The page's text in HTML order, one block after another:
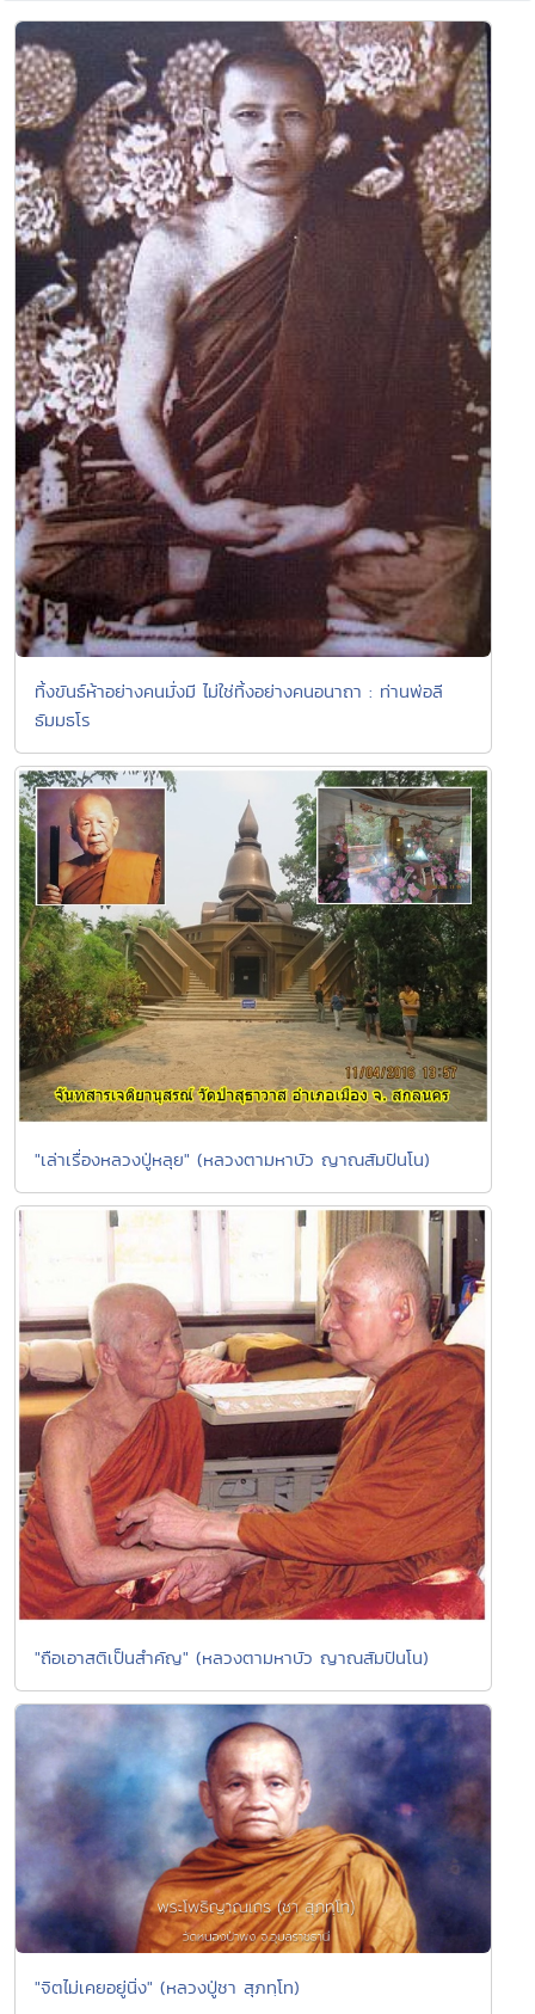
ทิ้งขันธ์ห้าอย่างคนมั่งมี ไม่ใช่ทิ้งอย่างคนอนาถา : ท่านพ่อลี
ธัมมธโร
"เล่าเรื่องหลวงปู่หลุย" (หลวงตามหาบัว ญาณสัมปันโน)
"ถือเอาสติเป็นสำคัญ" (หลวงตามหาบัว ญาณสัมปันโน)
"จิตไม่เคยอยู่นิ่ง" (หลวงปู่ชา สุภทฺโท)